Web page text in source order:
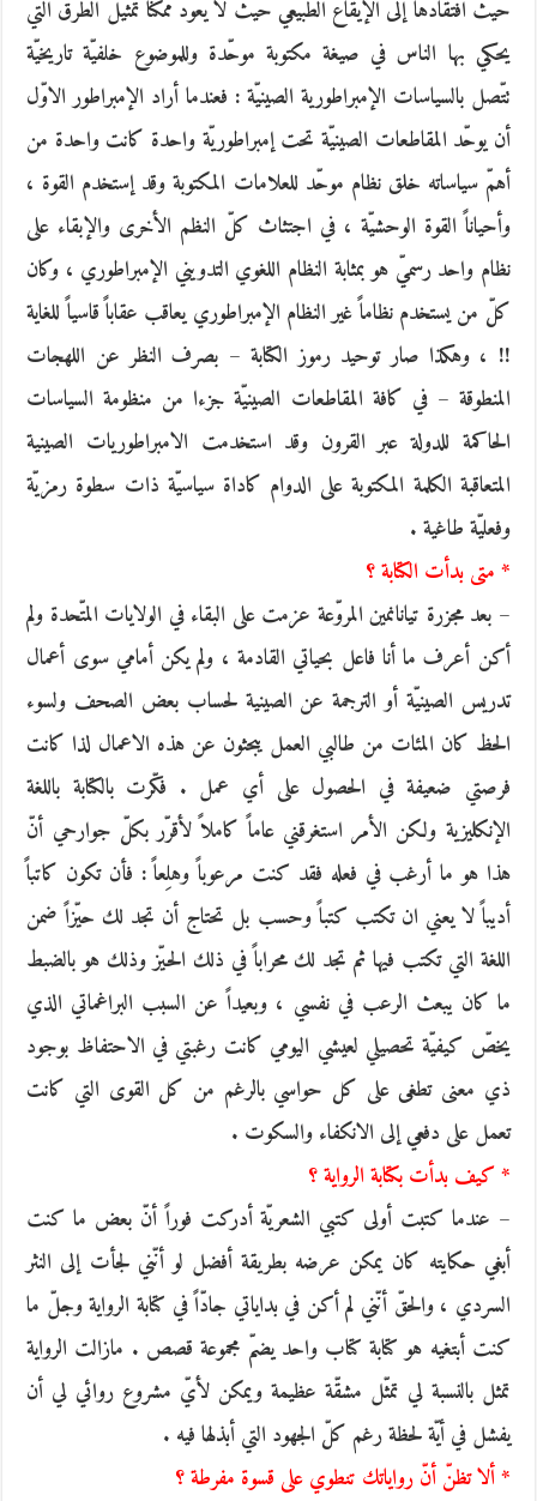
حيث افتقادها إلى الإيقاع الطبيعيّ حيث لا يعود ممكناً تمثيل الطرق التي
يحكي بها الناس في صيغة مكتوبة موحّدة وللموضوع خلفيّة تاريخيّة
تتّصل بالسياسات الإمبراطورية الصينيّة : فعندما أراد الإمبراطور الاوّل
أن يوحّد المقاطعات الصينيّة تحت إمبراطوريّة واحدة كانت واحدة من
أهمّ سياساته خلق نظام موحّد للعلامات المكتوبة وقد إستخدم القوة ،
وأحياناً القوة الوحشيّة ، في اجتثاث كلّ النظم الأخرى والإبقاء على
نظام واحد رسميّ هو بمثابة النظام اللغوي التدويني الإمبراطوري ، وكان
كلّ من يستخدم نظاماً غير النظام الإمبراطوري يعاقب عقاباً قاسياً للغاية
!! ، وهكذا صار توحيد رموز الكتابة – بصرف النظر عن اللهجات
المنطوقة – في كافة المقاطعات الصينيّة جزءا من منظومة السياسات
الحاكمة للدولة عبر القرون وقد استخدمت الامبراطوريات الصينية
المتعاقبة الكلمة المكتوبة على الدوام كاداة سياسيّة ذات سطوة رمزيّة
وفعليّة طاغية .
* متى بدأت الكتابة ؟
– بعد مجزرة تيانانمين المروّعة عزمت على البقاء في الولايات المتّحدة ولم
أكن أعرف ما أنا فاعل بحياتي القادمة ، ولم يكن أمامي سوى أعمال
تدريس الصينيّة أو الترجمة عن الصينية لحساب بعض الصحف ولسوء
الحظ كان المئات من طالبي العمل يبحثون عن هذه الاعمال لذا كانت
فرصتي ضعيفة في الحصول على أي عمل . فكّرت بالكتابة باللغة
الإنكليزية ولكن الأمر استغرقني عاماً كاملاً لأقرّر بكلّ جوارحي أنّ
هذا هو ما أرغب في فعله فقد كنت مرعوباً وهلِعاً : فأن تكون كاتباً
أديباً لا يعني ان تكتب كتباً وحسب بل تحتاج أن تجد لك حيّزاً ضمن
اللغة التي تكتب فيها ثم تجد لك محراباً في ذلك الحيّز وذلك هو بالضبط
ما كان يبعث الرعب في نفسي ، وبعيداً عن السبب البراغماتي الذي
يخصّ كيفيّة تحصيلي لعيشي اليومي كانت رغبتي في الاحتفاظ بوجود
ذي معنى تطغى على كل حواسي بالرغم من كل القوى التي كانت
تعمل على دفعي إلى الانكفاء والسكوت .
* كيف بدأت بكتابة الرواية ؟
– عندما كتبت أولى كتبي الشعريّة أدركت فوراً أنّ بعض ما كنت
أبغي حكايته كان يمكن عرضه بطريقة أفضل لو أنّني لجأت إلى النثر
السردي ، والحقّ أنّني لم أكن في بداياتي جادّاً في كتابة الرواية وجلّ ما
كنت أبتغيه هو كتابة كتاب واحد يضمّ مجموعة قصص . مازالت الرواية
تمثل بالنسبة لي تمثّل مشقّة عظيمة ويمكن لأيّ مشروع روائي لي أن
يفشل في أيّة لحظة رغم كلّ الجهود التي أبذلها فيه .
* ألا تظنّ أنّ رواياتك تنطوي على قسوة مفرطة ؟